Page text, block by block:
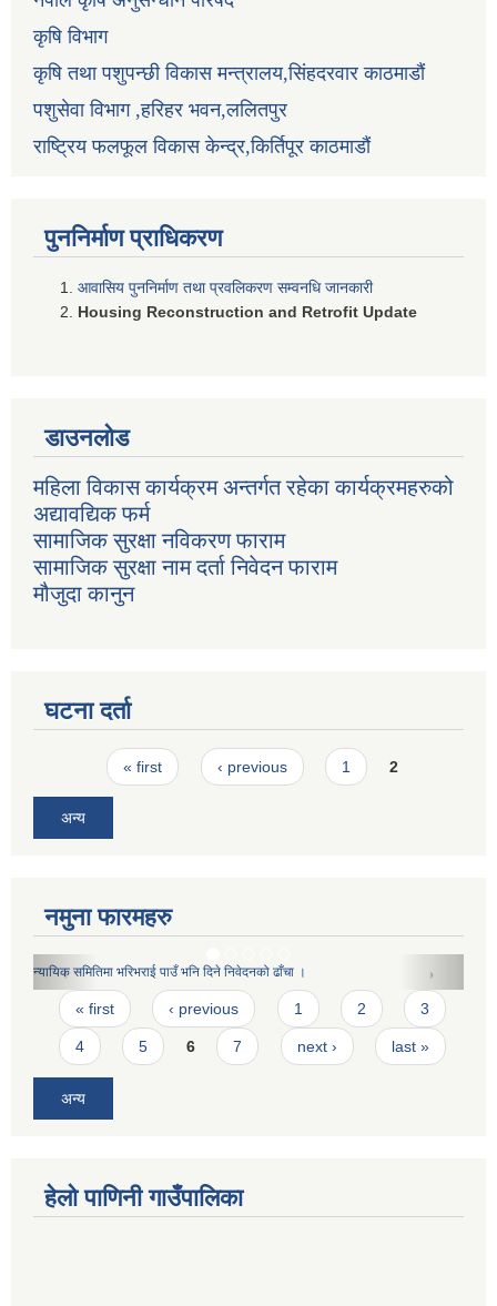
कृषि विभाग
कृषि तथा पशुपन्छी विकास मन्त्रालय,सिंहदरवार काठमाडौं
पशुसेवा विभाग ,हरिहर भवन,ललितपुर
राष्ट्रिय फलफूल विकास केन्द्र,किर्तिपूर काठमाडौं
पुननिर्माण प्राधिकरण
आवासिय पुननिर्माण तथा प्रवलिकरण सम्वनधि जानकारी
Housing Reconstruction and Retrofit Update
डाउनलोड
महिला विकास कार्यक्रम अन्तर्गत रहेका कार्यक्रमहरुको
अद्यावद्यिक फर्म
सामाजिक सुरक्षा नविकरण फाराम
सामाजिक सुरक्षा नाम दर्ता निवेदन फाराम
मौजुदा कानुन
घटना दर्ता
Pages« first ‹ previous 1 2
अन्य
नमुना फारमहरु
बेरोजगार दर्ताका लागि दिने निवेदनको ढाँचा(प्रशोधित)
Pages
« first ‹ previous 1 2 3
4 5 6 7 next › last »
अन्य
हेलो पाणिनी गाउँपालिका